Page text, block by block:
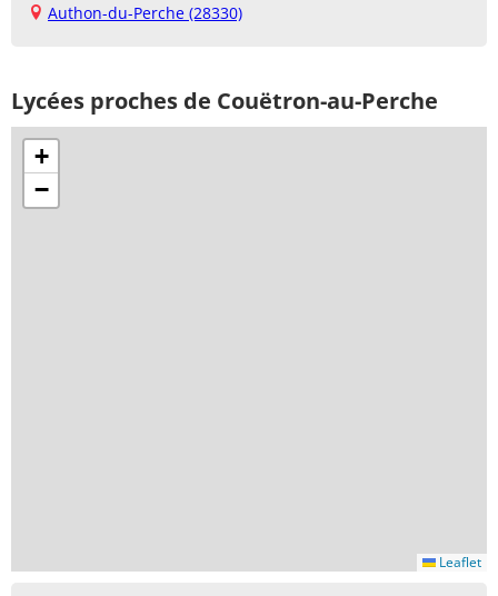
Authon-du-Perche (28330)
Lycées proches de Couëtron-au-Perche
+
−
Leaflet